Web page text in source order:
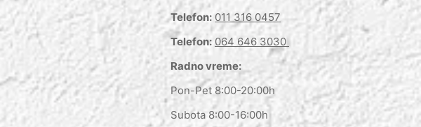
Telefon: 011 316 0457
Telefon: 064 646 3030
Radno vreme:
Pon-Pet 8:00-20:00h
Subota 8:00-16:00h